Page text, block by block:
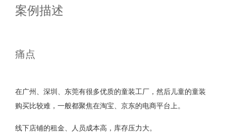
案例描述
痛点
在广州、深圳、东莞有很多优质的童装工厂，然后儿童的童装
购买比较难，一般都聚焦在淘宝、京东的电商平台上。
线下店铺的租金、人员成本高，库存压力大。